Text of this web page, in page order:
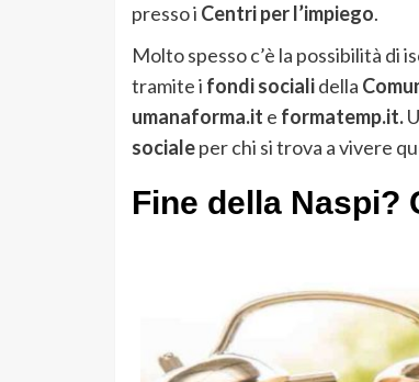
presso i Centri per l’impiego.
Molto spesso c’è la possibilità di
tramite i fondi socialidella
umanaforma.it e formatemp.it.
socialeper chi si trova a vivere
Fine della Naspi?